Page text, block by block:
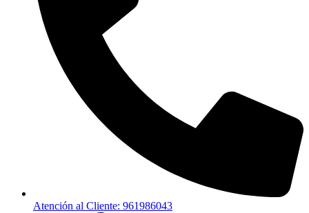
Atención al Cliente: 961986043